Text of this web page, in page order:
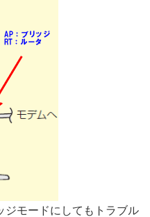
ジモードにしてもトラブル